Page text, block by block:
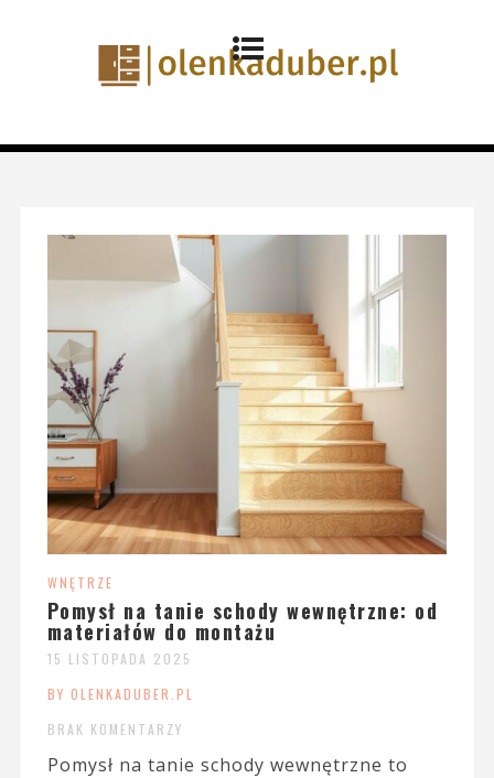
WNĘTRZE
Pomysł na tanie schody wewnętrzne: od
materiałów do montażu
15 LISTOPADA 2025
BY OLENKADUBER.PL
BRAK KOMENTARZY
Pomysł na tanie schody wewnętrzne to